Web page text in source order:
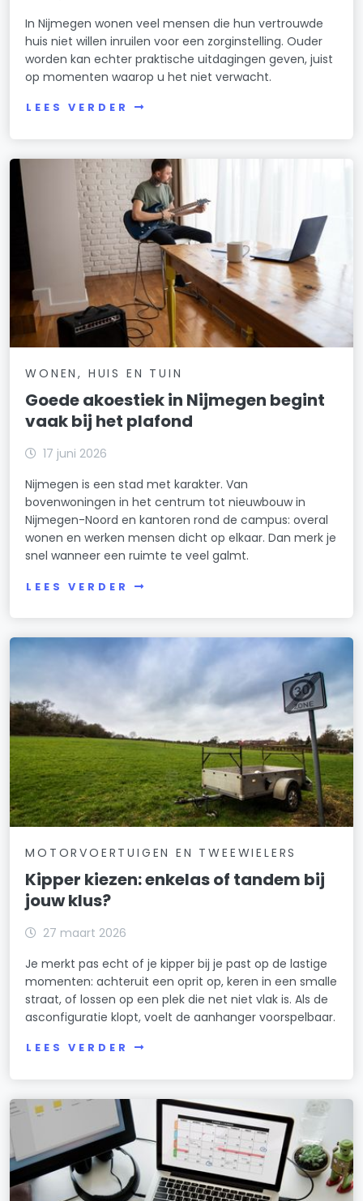
In Nijmegen wonen veel mensen die hun vertrouwde
huis niet willen inruilen voor een zorginstelling. Ouder
worden kan echter praktische uitdagingen geven, juist
op momenten waarop u het niet verwacht.
LEES VERDER
WONEN, HUIS EN TUIN
Goede akoestiek in Nijmegen begint
vaak bij het plafond
17 juni 2026
Nijmegen is een stad met karakter. Van
bovenwoningen in het centrum tot nieuwbouw in
Nijmegen-Noord en kantoren rond de campus: overal
wonen en werken mensen dicht op elkaar. Dan merk je
snel wanneer een ruimte te veel galmt.
LEES VERDER
MOTORVOERTUIGEN EN TWEEWIELERS
Kipper kiezen: enkelas of tandem bij
jouw klus?
27 maart 2026
Je merkt pas echt of je kipper bij je past op de lastige
momenten: achteruit een oprit op, keren in een smalle
straat, of lossen op een plek die net niet vlak is. Als de
asconfiguratie klopt, voelt de aanhanger voorspelbaar.
LEES VERDER